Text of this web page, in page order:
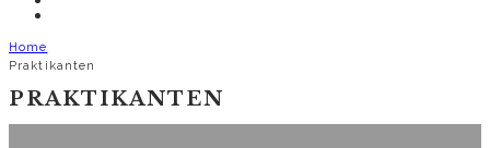
Home
Praktikanten
PRAKTIKANTEN